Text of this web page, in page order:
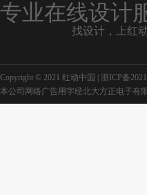
专业在线设计
找设计，上红
Copyright © 2021 红动中国 | 浙ICP备
本公司网络广告用字经北大方正电子